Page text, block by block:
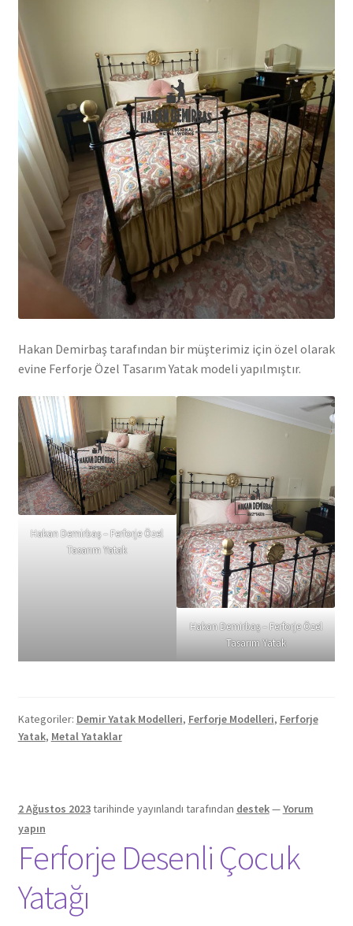
Hakan Demirbaş tarafından bir müşterimiz için özel olarak
evine Ferforje Özel Tasarım Yatak modeli yapılmıştır.
Hakan Demirbaş – Ferforje Özel
Tasarım Yatak
Hakan Demirbaş – Ferforje Özel
Tasarım Yatak
Kategoriler: Demir Yatak Modelleri, Ferforje Modelleri, Ferforje
Yatak, Metal Yataklar
2 Ağustos 2023tarihinde yayınlandı tarafından destek—Yorum
yapın
Ferforje Desenli Çocuk
Yatağı